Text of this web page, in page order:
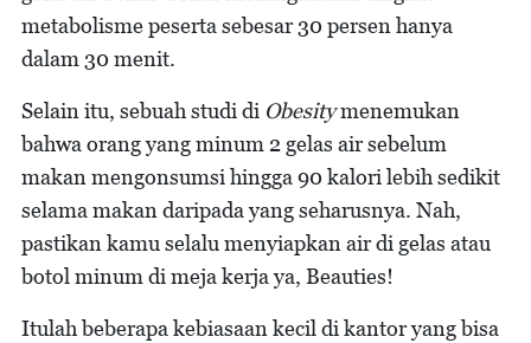
metabolisme peserta sebesar 30 persen hanya
dalam 30 menit.
Selain itu, sebuah studi di Obesitymenemukan
bahwa orang yang minum 2 gelas air sebelum
makan mengonsumsi hingga 90 kalori lebih sedikit
selama makan daripada yang seharusnya. Nah,
pastikan kamu selalu menyiapkan air di gelas atau
botol minum di meja kerja ya, Beauties!
Itulah beberapa kebiasaan kecil di kantor yang bisa